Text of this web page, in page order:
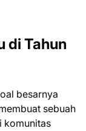
di Tahun
besarnya
sebuah
komunitas